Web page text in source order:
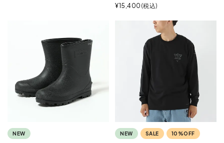
¥15,400 税込
NEW NEW SALE 10%OFF